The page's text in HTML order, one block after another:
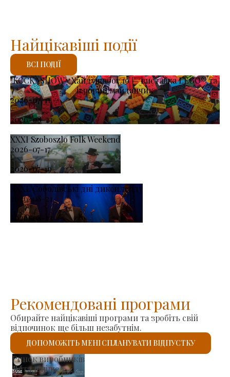
KOCKASHOW у Хайдушобосло — виставка LEGO® та
ігровий майданчик
2026-07-11
-
2026-08-23
XXXI Szoboszlo Folk Weekend
2026-07-17
-
2026-07-19
XXXI. Соболівські дні диксиленду
2026-08-21
-
2026-08-23
Найцікавіші події
ВСІ ПОДІЇ
Рекомендовані програми
Обирайте найцікавіші програми та зробіть свій
відпочинок ще більш незабутнім.
ДОПОМОЖІТЬ МЕНІ СПЛАНУВАТИ ВІДПУСТКУ
Римо-католицький костел Святого Ласло
Детальніше